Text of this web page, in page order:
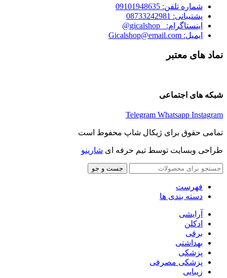
شماره تلفن: 09101948635
پشتیبانی: 08733242981
اینستاگرام: _gicalshop@
ایمیل: Gicalshop@email.com
نماد های معتبر
شبکه های اجتماعی
Telegram Whatsapp Instagram
تمامی حقوق برای ژیکال شاپ محفوط است
طراحی وبسایت توسط تیم حرفه ای شارینو
جست و جو
فهرست
دسته بندی ها
آرایشی
ادکلن
برقی
بهداشتی
پزشکی
پزشکی مصرفی
زیبایی